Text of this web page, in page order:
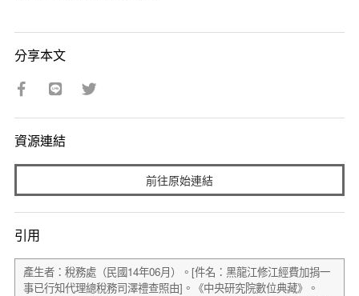
分享本文
資源連結
前往原始連結
引用